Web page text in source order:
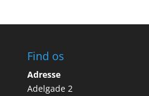
Find os
Adresse
Adelgade 2